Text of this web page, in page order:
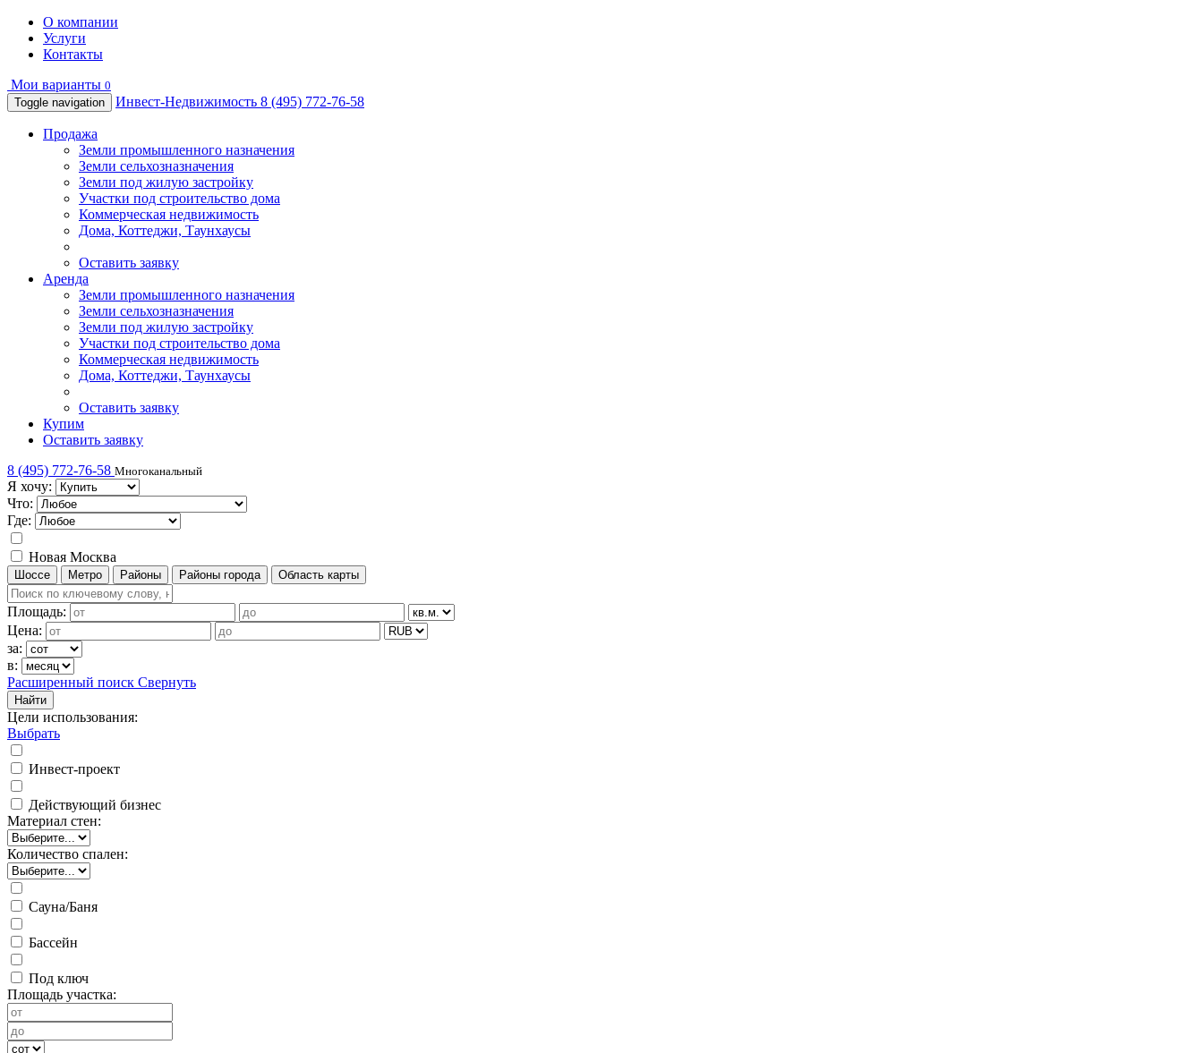
О компании
Услуги
Контакты
Мои варианты 0
Toggle navigation
Инвест-Недвижимость 8 (495) 772-76-58
Продажа
Земли промышленного назначения
Земли сельхозназначения
Земли под жилую застройку
Участки под строительство дома
Коммерческая недвижимость
Дома, Коттеджи, Таунхаусы
Оставить заявку
Аренда
Земли промышленного назначения
Земли сельхозназначения
Земли под жилую застройку
Участки под строительство дома
Коммерческая недвижимость
Дома, Коттеджи, Таунхаусы
Оставить заявку
Купим
Оставить заявку
8 (495) 772-76-58 Многоканальный
Я хочу:
Что:
Где:
Новая Москва
Шоссе Метро Районы Районы города Область карты
Площадь:
Цена:
за:
в:
Расширенный поиск Свернуть
Найти
Цели использования:
Выбрать
Инвест-проект
Действующий бизнес
Материал стен:
Количество спален:
Сауна/Баня
Бассейн
Под ключ
Площадь участка: